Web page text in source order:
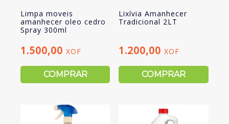
Limpa moveis
amanhecer oleo cedro
Spray 300ml
1.500,00 XOF
COMPRAR
Lixívia Amanhecer
Tradicional 2LT
1.200,00XOF
COMPRAR